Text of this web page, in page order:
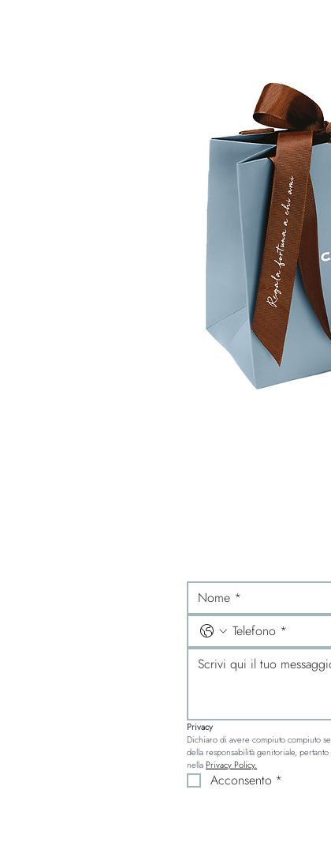
Privacy
Dichiaro di avere compiuto compiuto
della responsabilità genitoriale,
nella Privacy Policy.
Acconsento *